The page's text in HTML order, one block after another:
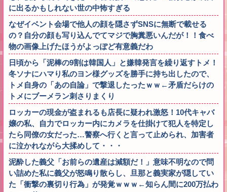
に出るかもしれない世の中怖すぎる
なぜイベント会場で他人の顔を隠さずSNSに無断で載せる
の？自分の顔も写り込んでてマジで胸糞悪いんだが！！食べ
物の画像上げたほうがよっぽど有意義だわ
日頃から「泥棒の9割は韓国人」と嫌韓発言を繰り返すトメ！
冬ソナにハマり私のヨン様グッズを勝手に持ち出したので、
トメ自身の「あの自論」で撃退したったｗｗ←矛盾だらけの
トメにブーメラン刺さりまくり
ロッカーの現金が盗まれるも店長に疑われ激怒！10代キャバ
嬢の私、自力でロッカー内にカメラを仕掛けて犯人を特定し
たら同僚の女だった…警察へ行くと言って止められ、加害者
に泣かれながら大揉めして・・・
泥酔した義父「お前らの遺産は減額だ！」意味不明なので問
い詰めた私に義父が怒鳴り散らし、旦那と義実家が隠してい
た「衝撃の裏切り行為」が発覚ｗｗｗ←知らん間に200万払わ